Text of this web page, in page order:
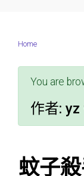
Home
You are
作者: yz
蚊子